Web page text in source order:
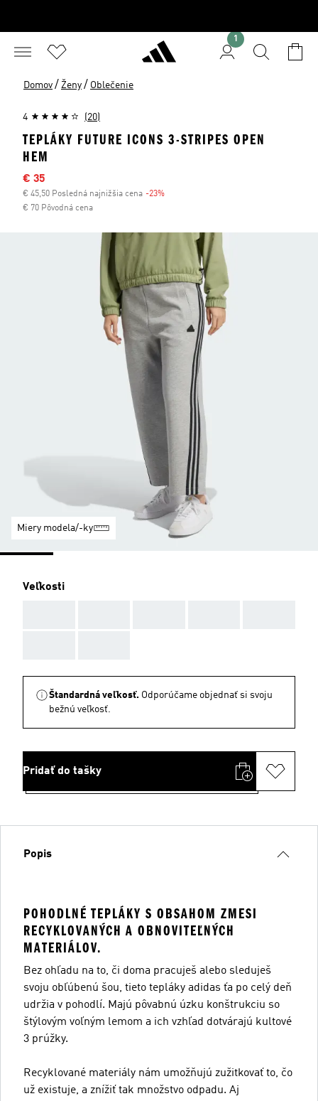
1
Domov / Ženy / Oblečenie
4 (20)
TEPLÁKY FUTURE ICONS 3-STRIPES OPEN
HEM
Výpredajová cena
€ 35
€ 45,50 Posledná najnižšia cena -23%
€ 70 Pôvodná cena
Miery modela/-ky
Veľkosti
Štandardná veľkosť. Odporúčame objednať si svoju
bežnú veľkosť.
Pridať do tašky
Popis
POHODLNÉ TEPLÁKY S OBSAHOM ZMESI
RECYKLOVANÝCH A OBNOVITEĽNÝCH
MATERIÁLOV.
Bez ohľadu na to, či doma pracuješ alebo sleduješ
svoju obľúbenú šou, tieto tepláky adidas ťa po celý deň
udržia v pohodlí. Majú pôvabnú úzku konštrukciu so
štýlovým voľným lemom a ich vzhľad dotvárajú kultové
3 prúžky.
Recyklované materiály nám umožňujú zužitkovať to, čo
už existuje, a znížiť tak množstvo odpadu. Aj